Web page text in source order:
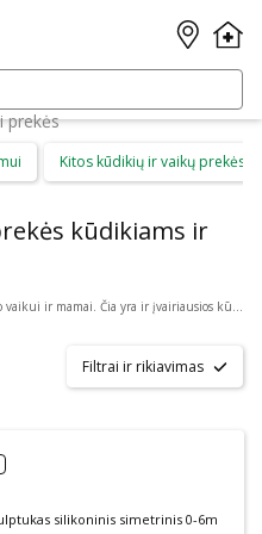
prekės
Kitos kūdikių ir vaikų prekės
kūdikiams ir
Internetinėje vaistinėje galite rasti kone visko vaikui ir mamai. Čia yra ir įvairiausios kūdikių prekės, kurios tinka patiems mažiausiems. Rinkitės iš: valymo šepetėlių, sterilizavimo maišelių, kramtukų, čiulptukų, žindukų, gertuvių ar buteliukų, maišelių mamos pienui, seilinukų bei daugybės kitų prekių. Tarp jų yra tiek berniukams, tiek mergaitėms tinkamų priemonių bei reikmenų, įvairios ekologiškos bei itin saugios, nekenksmingos prekės. Kataloge yra: Akuku, Avent, Baboo, Babyono, Canpol, Dr. Brown‘s, Philips ir daug kitų prekės ženklų.
Filtrai ir rikiavimas
silikoninis simetrinis 0-6m